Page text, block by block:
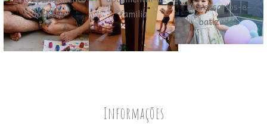
Informações